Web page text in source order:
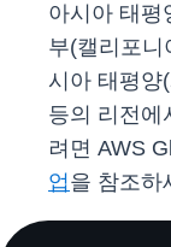
아시아 태평
부(캘리포
시아 태평양
등의 리전에
려면 AWS
업 을 참조하